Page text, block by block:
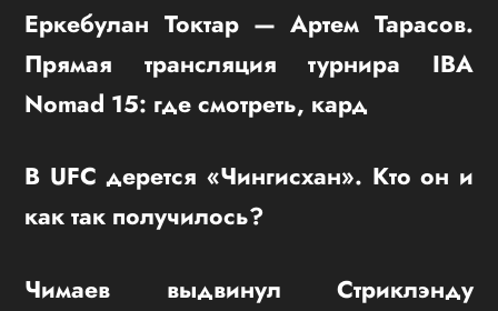
Еркебулан Токтар — Артем Тарасов.
Прямая трансляция турнира IBA
Nomad 15: где смотреть, кард
В UFC дерется «Чингисхан». Кто он и
как так получилось?
Чимаев выдвинул Стриклэнду